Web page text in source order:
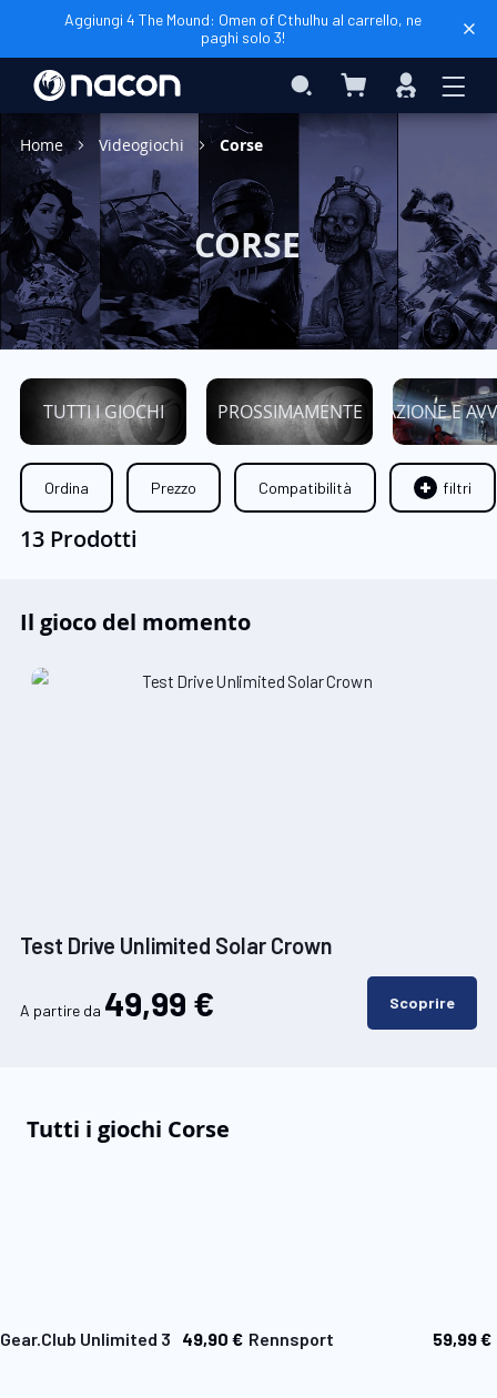
Aggiungi 4 The Mound: Omen of Cthulhu al carrello, ne
paghi solo 3!
Search Carrello Accedi
Home Videogiochi Corse
CORSE
TUTTI I GIOCHI PROSSIMAMENTE AZIONE E
Ordina Prezzo Compatibilità filtri
13 Prodotti
Il gioco del momento
Test Drive Unlimited Solar Crown
A partire da 49,99 € Scoprire
Tutti i giochi Corse
Gear.Club Unlimited 3 49,90 € Rennsport 59,99 €